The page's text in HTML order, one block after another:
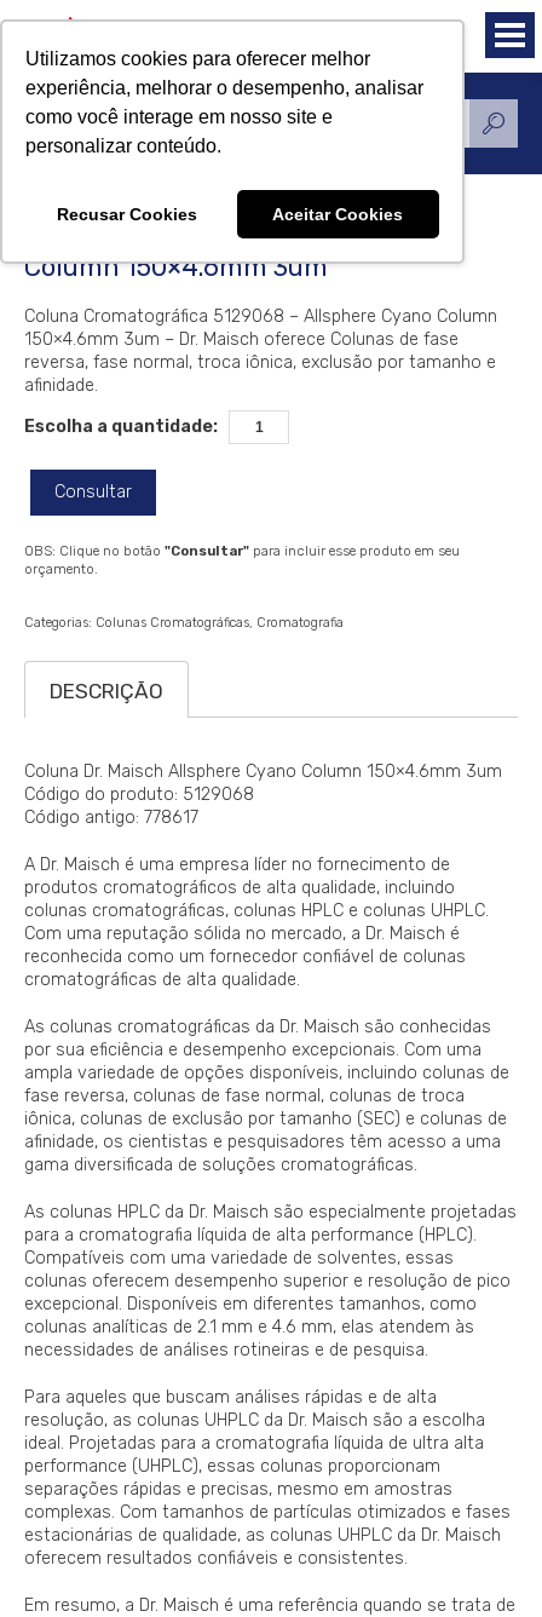
Utilizamos cookies para oferecer melhor
experiência, melhorar o desempenho, analisar
como você interage em nosso site e
personalizar conteúdo.
Recusar Cookies Aceitar Cookies
Produtos
Coluna Dr. Maisch Allsphere Cyano
Column 150×4.6mm 3um
Coluna Cromatográfica 5129068 – Allsphere Cyano Column
150×4.6mm 3um – Dr. Maisch oferece Colunas de fase
reversa, fase normal, troca iônica, exclusão por tamanho e
afinidade.
Escolha a quantidade:
Consultar
OBS: Clique no botão "Consultar" para incluir esse produto em seu
orçamento.
Categorias: Colunas Cromatográficas Cromatografia
DESCRIÇÃO
Coluna Dr. Maisch Allsphere Cyano Column 150×4.6mm 3um
Código do produto: 5129068
Código antigo: 778617
A Dr. Maisch é uma empresa líder no fornecimento de
produtos cromatográficos de alta qualidade, incluindo
colunas cromatográficas, colunas HPLC e colunas UHPLC.
Com uma reputação sólida no mercado, a Dr. Maisch é
reconhecida como um fornecedor confiável de colunas
cromatográficas de alta qualidade.
As colunas cromatográficas da Dr. Maisch são conhecidas
por sua eficiência e desempenho excepcionais. Com uma
ampla variedade de opções disponíveis, incluindo colunas de
fase reversa, colunas de fase normal, colunas de troca
iônica, colunas de exclusão por tamanho (SEC) e colunas de
afinidade, os cientistas e pesquisadores têm acesso a uma
gama diversificada de soluções cromatográficas.
As colunas HPLC da Dr. Maisch são especialmente projetadas
para a cromatografia líquida de alta performance (HPLC).
Compatíveis com uma variedade de solventes, essas
colunas oferecem desempenho superior e resolução de pico
excepcional. Disponíveis em diferentes tamanhos, como
colunas analíticas de 2.1 mm e 4.6 mm, elas atendem às
necessidades de análises rotineiras e de pesquisa.
Para aqueles que buscam análises rápidas e de alta
resolução, as colunas UHPLC da Dr. Maisch são a escolha
ideal. Projetadas para a cromatografia líquida de ultra alta
performance (UHPLC), essas colunas proporcionam
separações rápidas e precisas, mesmo em amostras
complexas. Com tamanhos de partículas otimizados e fases
estacionárias de qualidade, as colunas UHPLC da Dr. Maisch
oferecem resultados confiáveis e consistentes.
Em resumo, a Dr. Maisch é uma referência quando se trata de